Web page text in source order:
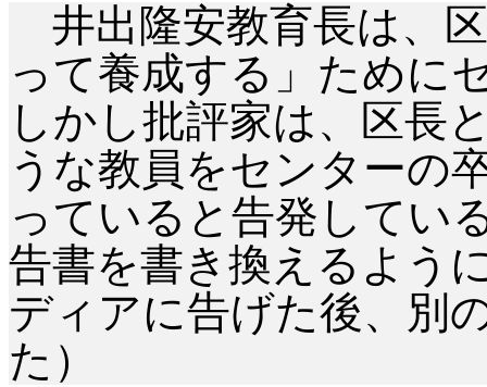
井出隆安教育長は、
って養成する」ために
しかし批評家は、区長
うな教員をセンターの
っていると告発してい
告書を書き換えるよう
ディアに告げた後、別
た）